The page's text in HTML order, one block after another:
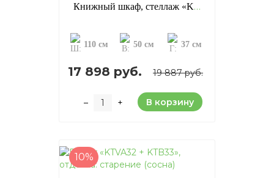
Книжный шкаф, стеллаж «KAM», отделка: старение (сосна)
110 см 50 см 37 см
17 898 руб. 19 887 руб.
– + В корзину
10%